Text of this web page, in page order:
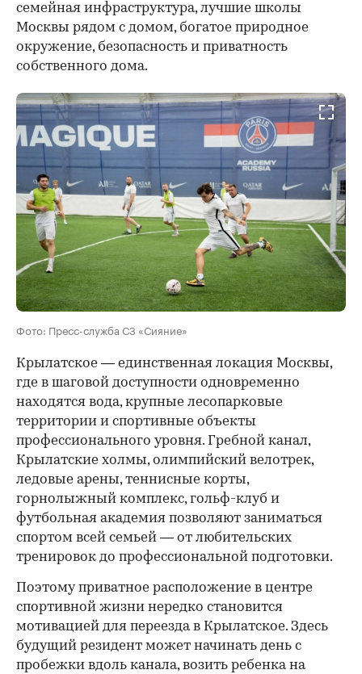
семейная инфраструктура, лучшие школы
Москвы рядом с домом, богатое природное
окружение, безопасность и приватность
собственного дома.
Фото: Пресс-служба СЗ «Сияние»
Крылатское — единственная локация Москвы,
где в шаговой доступности одновременно
находятся вода, крупные лесопарковые
территории и спортивные объекты
профессионального уровня. Гребной канал,
Крылатские холмы, олимпийский велотрек,
ледовые арены, теннисные корты,
горнолыжный комплекс, гольф-клуб и
футбольная академия позволяют заниматься
спортом всей семьей — от любительских
тренировок до профессиональной подготовки.
Поэтому приватное расположение в центре
спортивной жизни нередко становится
мотивацией для переезда в Крылатское. Здесь
будущий резидент может начинать день с
пробежки вдоль канала, возить ребенка на